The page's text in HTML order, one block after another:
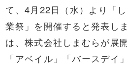
て、4月22日（水）より「
業祭」を開催すると発表し
は、株式会社しまむらが展
「アベイル」「バースデイ